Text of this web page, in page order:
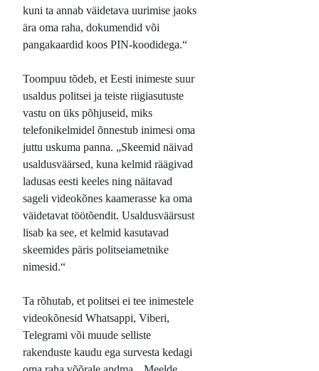
kuni ta annab väidetava uurimise jaoks
ära oma raha, dokumendid või
pangakaardid koos PIN-koodidega.“
Toompuu tõdeb, et Eesti inimeste suur
usaldus politsei ja teiste riigiasutuste
vastu on üks põhjuseid, miks
telefonikelmidel õnnestub inimesi oma
juttu uskuma panna. „Skeemid näivad
usaldusväärsed, kuna kelmid räägivad
ladusas eesti keeles ning näitavad
sageli videokõnes kaamerasse ka oma
väidetavat töötõendit. Usaldusväärsust
lisab ka see, et kelmid kasutavad
skeemides päris politseiametnike
nimesid.“
Ta rõhutab, et politsei ei tee inimestele
videokõnesid Whatsappi, Viberi,
Telegrami või muude selliste
rakenduste kaudu ega survesta kedagi